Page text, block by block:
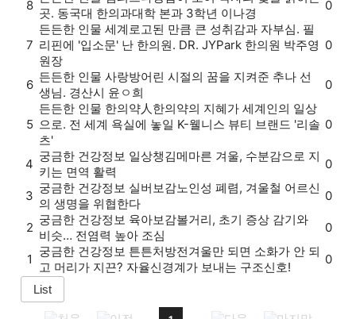
8
곳. 동국대 한의과대학 본과 3학년 이나경
0
7
든든한 인물 세계로고된 만큼 큰 성취감과 자부심. 필
리핀에 '입소문' 난 한의원. DR. JYPark 한의원 박주영
원장
0
6
든든한 인물 사랑방어린 시절의 꿈을 지켜준 추나 선
생님. 경산시 윤ㅇ희
0
5
든든한 인물 한의약人한의약의 지혜가 세계인의 일상
으로. 전 세계 욕실에 놓일 K-웰니스 뷰티 브랜드 '리솔
츠'
0
4
궁금한 건강정보 일상챙김메마른 겨울, 수분감으로 지
키는 면역 활력
0
3
궁금한 건강정보 실버보감노인성 폐렴, 겨울철 어르신
의 생명을 위협한다
0
2
궁금한 건강정보 육아보감볼거리, 초기 증상 감기와
비슷… 전염력 높아 조심
0
1
궁금한 건강정보 튼튼처방전겨울만 되면 소화가 안 되
고 머리가 지끈? 자율신경계가 보내는 구조신호!
0